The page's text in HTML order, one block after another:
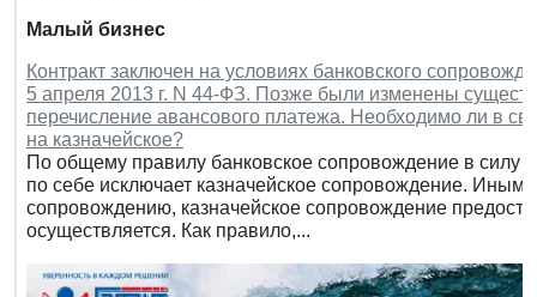
Малый бизнес
Контракт заключен на условиях банковского
5 апреля 2013 г. N 44-ФЗ. Позже были изменены
перечисление авансового платежа. Необходимо ли в
на казначейское?
По общему правилу банковское сопровождение в силу
по себе исключает казначейское сопровождение.
сопровождению, казначейское сопровождение
осуществляется. Как правило,...